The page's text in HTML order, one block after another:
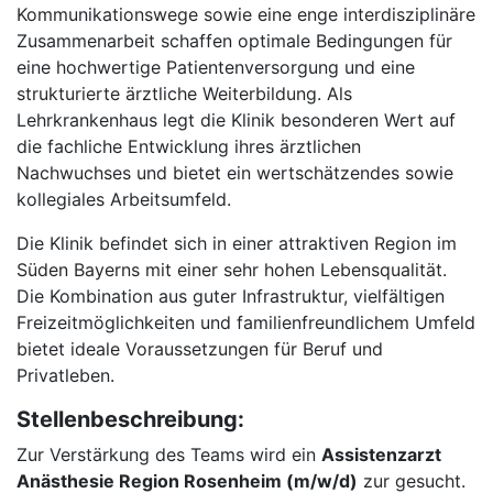
Kommunikationswege sowie eine enge interdisziplinäre
Zusammenarbeit schaffen optimale Bedingungen für
eine hochwertige Patientenversorgung und eine
strukturierte ärztliche Weiterbildung. Als
Lehrkrankenhaus legt die Klinik besonderen Wert auf
die fachliche Entwicklung ihres ärztlichen
Nachwuchses und bietet ein wertschätzendes sowie
kollegiales Arbeitsumfeld.
Die Klinik befindet sich in einer attraktiven Region im
Süden Bayerns mit einer sehr hohen Lebensqualität.
Die Kombination aus guter Infrastruktur, vielfältigen
Freizeitmöglichkeiten und familienfreundlichem Umfeld
bietet ideale Voraussetzungen für Beruf und
Privatleben.
Stellenbeschreibung:
Zur Verstärkung des Teams wird ein Assistenzarzt
Anästhesie Region Rosenheim (m/w/d) zur gesucht.